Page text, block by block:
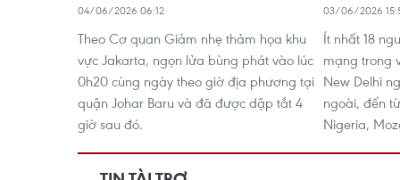
04/06/2026 06:12
Theo Cơ quan Giảm nhẹ thảm họa khu
vực Jakarta, ngọn lửa bùng phát vào lúc
0h20 cùng ngày theo giờ địa phương tại
quận Johar Baru và đã được dập tắt 4
giờ sau đó.
03/06/2026
Ít nhất 18
mạng trong
New Delhi
ngoài, đến
Nigeria,